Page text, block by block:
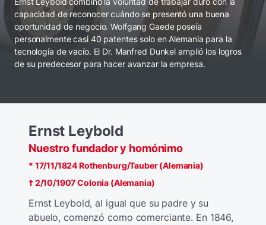
capacidad de reconocer cuándo se presentó una buena
oportunidad de negocio. Wolfgang Gaede poseía
personalmente casi 40 patentes solo en Alemania para la
tecnología de vacío. El Dr. Manfred Dunkel amplió los logros
de su predecesor para hacer avanzar la empresa.
Ernst Leybold
Nuestro fundador y homónimo
* 17/11/1824 Rothenburg/Tauber (Alemania)
† 2/10/1907 Colonia (Alemania)
Ernst Leybold, al igual que su padre y su
abuelo, comenzó como comerciante. En 1846,